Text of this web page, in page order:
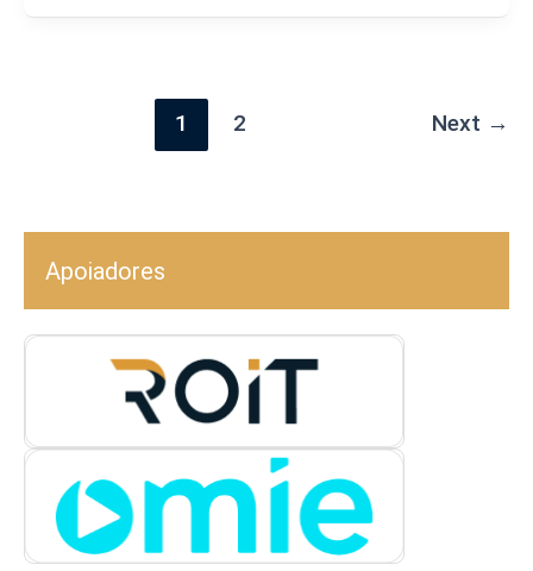
1 2 Next →
Apoiadores